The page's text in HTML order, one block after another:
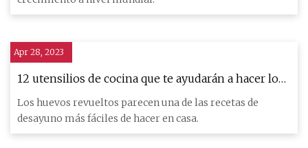
Apr 28, 2023
12 utensilios de cocina que te ayudarán a hacer los
huevos revueltos perfectos
Los huevos revueltos parecen una de las recetas de
desayuno más fáciles de hacer en casa.